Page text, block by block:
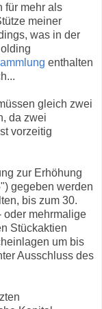
für mehr als
meiner
was in der
enthalten
gleich zwei
da zwei
vorzeitig
zur Erhöhung
gegeben werden
bis zum 30.
oder mehrmalige
Stückaktien
um bis
Ausschluss des